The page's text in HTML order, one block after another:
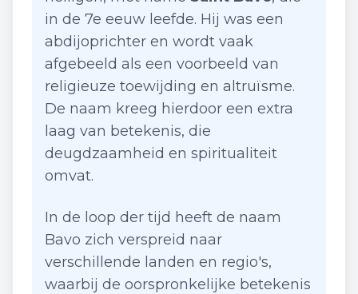
in de 7e eeuw leefde. Hij was een
abdijoprichter en wordt vaak
afgebeeld als een voorbeeld van
religieuze toewijding en altruïsme.
De naam kreeg hierdoor een extra
laag van betekenis, die
deugdzaamheid en spiritualiteit
omvat.
In de loop der tijd heeft de naam
Bavo zich verspreid naar
verschillende landen en regio's,
waarbij de oorspronkelijke betekenis